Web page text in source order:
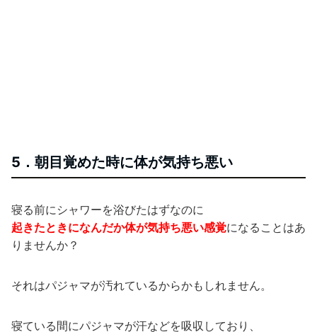
5．朝目覚めた時に体が気持ち悪い
寝る前にシャワーを浴びたはずなのに
起きたときになんだか体が気持ち悪い感覚になることはあ
りませんか？
それはパジャマが汚れているからかもしれません。
寝ている間にパジャマが汗などを吸収しており、